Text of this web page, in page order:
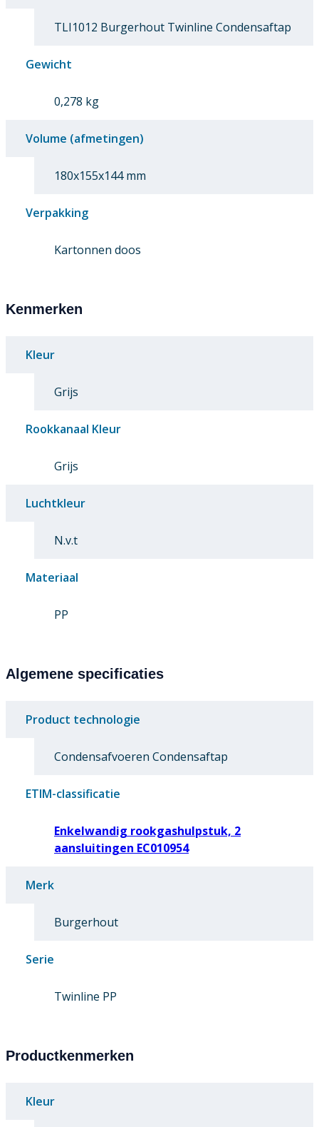
TLI1012 Burgerhout Twinline Condensaftap
Gewicht
0,278 kg
Volume (afmetingen)
180x155x144 mm
Verpakking
Kartonnen doos
Kenmerken
Kleur
Grijs
Rookkanaal Kleur
Grijs
Luchtkleur
N.v.t
Materiaal
PP
Algemene specificaties
Product technologie
Condensafvoeren Condensaftap
ETIM-classificatie
Enkelwandig rookgashulpstuk, 2
aansluitingen EC010954
Merk
Burgerhout
Serie
Twinline PP
Productkenmerken
Kleur